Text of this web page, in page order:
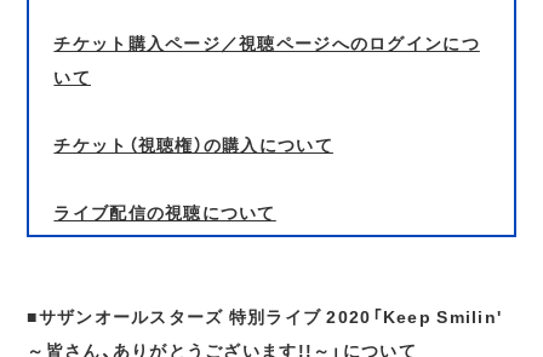
チケット購入ページ／視聴ページへのログインにつ
いて
チケット（視聴権）の購入について
ライブ配信の視聴について
■サザンオールスターズ 特別ライブ 2020「Keep Smilin'
～皆さん、ありがとうございます!!～」について